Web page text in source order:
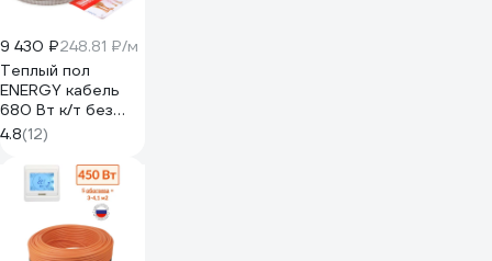
9 430 ₽248.81 ₽/м
Теплый пол
ENERGY кабель
680 Вт к/т без
термостата 00-
УТ-00617
4.8(12)